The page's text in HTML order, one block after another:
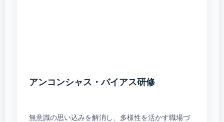
アンコンシャス・バイアス研修
無意識の思い込みを解消し、多様性を活かす職場づ